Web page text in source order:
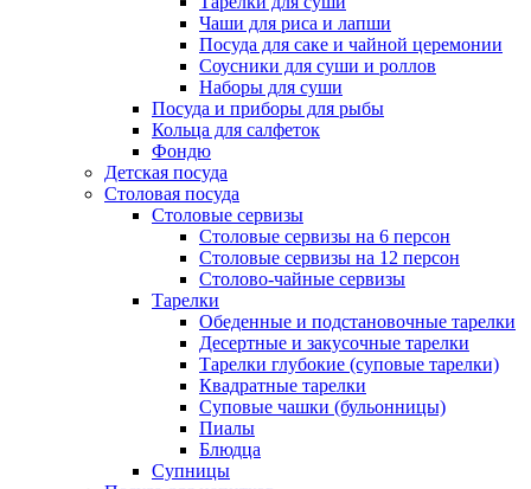
Чаши для риса и лапши
Посуда для саке и чайной церемонии
Соусники для суши и роллов
Наборы для суши
Посуда и приборы для рыбы
Кольца для салфеток
Фондю
Детская посуда
Столовая посуда
Столовые сервизы
Столовые сервизы на 6 персон
Столовые сервизы на 12 персон
Столово-чайные сервизы
Тарелки
Обеденные и подстановочные тарелки
Десертные и закусочные тарелки
Тарелки глубокие (суповые тарелки)
Квадратные тарелки
Суповые чашки (бульонницы)
Пиалы
Блюдца
Супницы